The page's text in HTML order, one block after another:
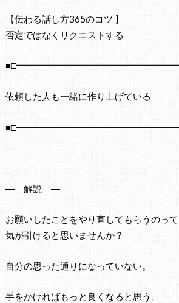
【伝わる話し方365のコツ 】
否定ではなくリクエストする
依頼した人も一緒に作り上げている
― 解説 ―
お願いしたことをやり直してもらうのって
気が引けると思いませんか？
自分の思った通りになっていない。
手をかければもっと良くなると思う。